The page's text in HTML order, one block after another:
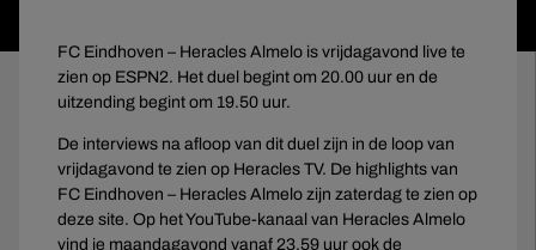
FC Eindhoven – Heracles Almelo is vrijdagavond live te
zien op ESPN2. Het duel begint om 20.00 uur en de
uitzending begint om 19.50 uur.
De interviews na afloop van dit duel zijn in de loop van
vrijdagavond te zien op Heracles TV. De highlights van
FC Eindhoven – Heracles Almelo zijn zaterdag te zien op
deze site. Op het YouTube-kanaal van Heracles Almelo
vind je maandagavond vanaf 23.59 uur ook de